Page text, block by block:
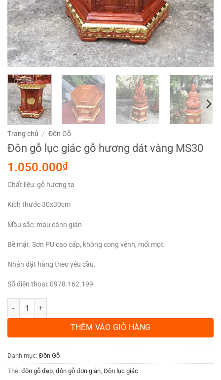
Trang chủ / Đôn Gỗ
Đôn gỗ lục giác gỗ hương dát vàng MS30
1.050.000₫
Chất liệu: gỗ hương ta
Kích thước 30x30cm
Mầu sắc: màu cánh gián
Bề mặt: Sơn PU cao cấp, không cong vênh, mối mọt.
Nhận đặt hàng theo yêu cầu.
Số điện thoại: 0978.162.199
Đôn gỗ lục giác gỗ hương dát vàng MS30 số lượng
THÊM VÀO GIỎ HÀNG
Danh mục: Đôn Gỗ
Thẻ: đôn gỗ đẹp, đôn gỗ đơn giản, Đôn lục giác